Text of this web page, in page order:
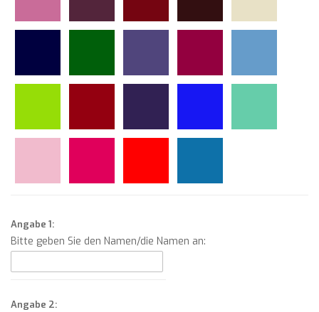
Angabe 1:
Bitte geben Sie den Namen/die Namen an:
Angabe 2: